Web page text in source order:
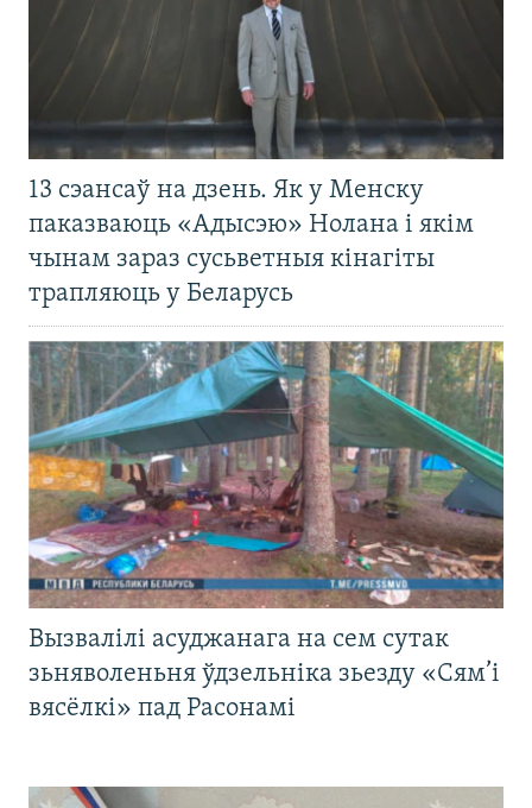
13 сэансаў на дзень. Як у Менску
паказваюць «Адысэю» Нолана і якім
чынам зараз сусьветныя кінагіты
трапляюць у Беларусь
Вызвалілі асуджанага на сем сутак
зьняволеньня ўдзельніка зьезду «Сям’і
вясёлкі» пад Расонамі